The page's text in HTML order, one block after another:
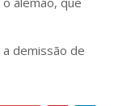
demissão de